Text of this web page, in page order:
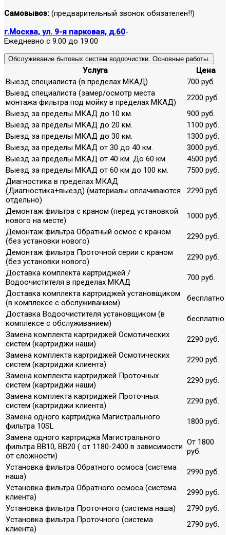
Самовывоз: (предварительный звонок обязателен!!)
г.Москва, ул. 9-я парковая, д.60-
Ежедневно с 9.00 до 19.00
Обслуживание бытовых систем водоочистки. Основные работы.
Услуга
Цена
Выезд специалиста (в пределах МКАД)
700 руб.
Выезд специалиста (замер/осмотр места
монтажа фильтра под мойку в пределах МКАД)
2200 руб.
Выезд за пределы МКАД до 10 км.
900 руб.
Выезд за пределы МКАД до 20 км.
1100 руб.
Выезд за пределы МКАД до 30 км.
1300 руб.
Выезд за пределы МКАД от 30 до 40 км.
3000 руб.
Выезд за пределы МКАД от 40 км. До 60 км.
4500 руб.
Выезд за пределы МКАД от 60 км до 100 км.
7500 руб.
Диагностика в пределах МКАД
(Диагностика+выезд) (материалы оплачиваются
отдельно)
2290 руб.
Демонтаж фильтра с краном (перед установкой
нового на месте)
1000 руб.
Демонтаж фильтра Обратный осмос с краном
(без установки нового)
2290 руб.
Демонтаж фильтра Проточной серии с краном
(без установки нового)
2290 руб.
Доставка комплекта картриджей /
Водоочистителя в пределах МКАД
700 руб.
Доставка комплекта картриджей установщиком
(в комплексе с обслуживанием)
бесплатно
Доставка Водоочистителя установщиком (в
комплексе с обслуживанием)
бесплатно
Замена комплекта картриджей Осмотических
систем (картриджи наши)
2290 руб.
Замена комплекта картриджей Осмотических
систем (картриджи клиента)
2290 руб.
Замена комплекта картриджей Проточных
систем (картриджи наши)
2290 руб.
Замена комплекта картриджей Проточных
систем (картриджи клиента)
2290 руб.
Замена одного картриджа Магистрального
фильтра 10SL
1800 руб.
Замена одного картриджа Магистрального
фильтра ВВ10, ВВ20 ( от 1180-2400 в зависимости
от сложности)
От 1800
руб.
Установка фильтра Обратного осмоса (система
наша)
2990 руб.
Установка фильтра Обратного осмоса (система
клиента)
2990 руб.
Установка фильтра Проточного (система наша)
2790 руб.
Установка фильтра Проточного (система
клиента)
2790 руб.